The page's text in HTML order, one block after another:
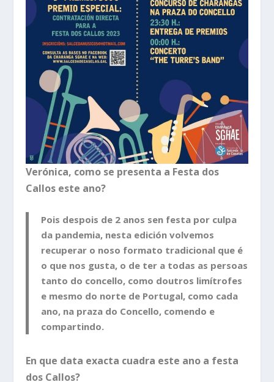
Verónica, como se presenta a Festa dos
Callos este ano?
Pois despois de 2 anos sen festa por culpa
da pandemia, nesta edición volvemos
recuperar o noso formato tradicional que é
o que nos gusta, o de ter a todas as persoas
tanto do concello, como doutros limítrofes
e mesmo do norte de Portugal, como cada
ano, na praza do Concello, comendo e
compartindo.
En que data exacta cuadra este ano a festa
dos Callos?